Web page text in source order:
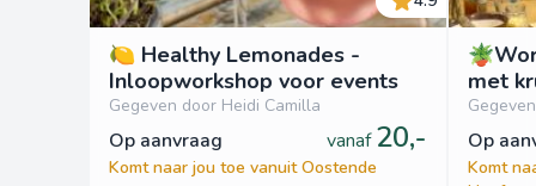
🍋 Healthy Lemonades -
Inloopworkshop voor events
Gegeven door Heidi Camilla
op aanvraag vanaf 20,-
Komt naar jou toe vanuit Oostende
met
op
Komt